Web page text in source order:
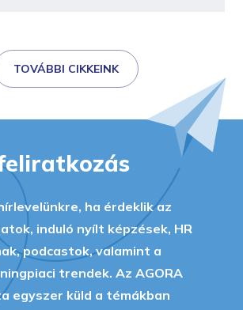
TOVÁBBI CIKKEINK
ha érdeklik az
induló nyílt képzések, HR
podcastok, valamint a
trendek. Az AGORA
egyszer küld a témákban